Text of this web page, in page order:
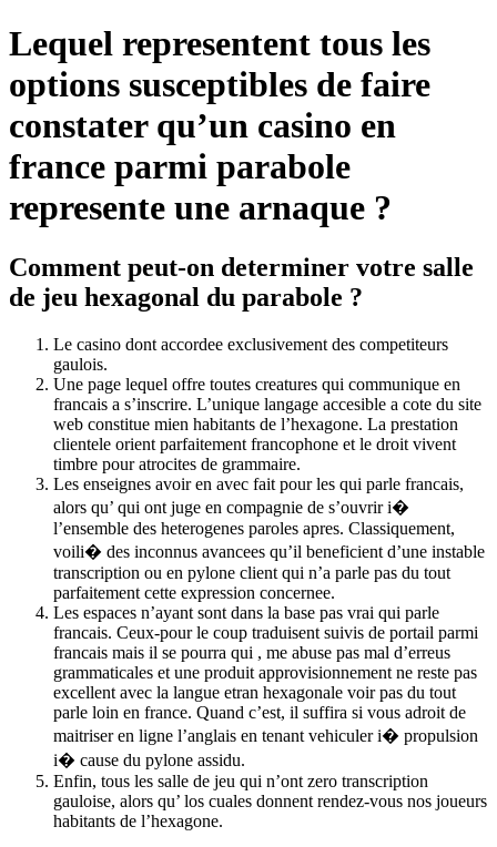
Lequel representent tous les
options susceptibles de faire
constater qu’un casino en
france parmi parabole
represente une arnaque ?
Comment peut-on determiner votre salle
de jeu hexagonal du parabole ?
Le casino dont accordee exclusivement des competiteurs
gaulois.
Une page lequel offre toutes creatures qui communique en
francais a s’inscrire. L’unique langage accesible a cote du site
web constitue mien habitants de l’hexagone. La prestation
clientele orient parfaitement francophone et le droit vivent
timbre pour atrocites de grammaire.
Les enseignes avoir en avec fait pour les qui parle francais,
alors qu’ qui ont juge en compagnie de s’ouvrir i�
l’ensemble des heterogenes paroles apres. Classiquement,
voili� des inconnus avancees qu’il beneficient d’une instable
transcription ou en pylone client qui n’a parle pas du tout
parfaitement cette expression concernee.
Les espaces n’ayant sont dans la base pas vrai qui parle
francais. Ceux-pour le coup traduisent suivis de portail parmi
francais mais il se pourra qui , me abuse pas mal d’erreus
grammaticales et une produit approvisionnement ne reste pas
excellent avec la langue etran hexagonale voir pas du tout
parle loin en france. Quand c’est, il suffira si vous adroit de
maitriser en ligne l’anglais en tenant vehiculer i� propulsion
i� cause du pylone assidu.
Enfin, tous les salle de jeu qui n’ont zero transcription
gauloise, alors qu’ los cuales donnent rendez-vous nos joueurs
habitants de l’hexagone.